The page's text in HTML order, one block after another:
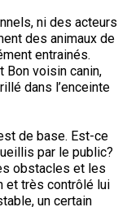
du CCC
Trupanion
CCC
à l’événement
PDF de mon
ni des acteurs
des animaux de
entrainés.
Bon voisin canin,
dans l’enceinte
de base. Est-ce
par le public?
obstacles et les
et très contrôlé lui
un certain